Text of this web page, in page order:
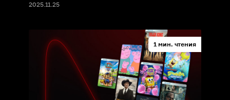
2025.11.25
1 мин. чтения